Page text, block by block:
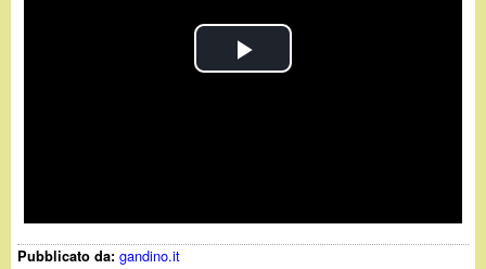
P
y
Pubblicato da:gandino.it